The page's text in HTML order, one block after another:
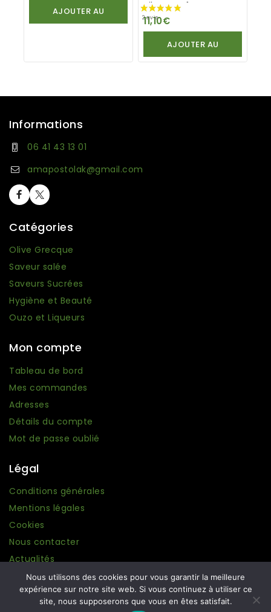
AJOUTER AU
PANIER
Silver Leaf
11,10€
AJOUTER AU
PANIER
Informations
06 41 43 13 01
amapostolak@gmail.com
Catégories
Olive Grecque
Saveur salée
Saveurs Sucrées
Hygiène et Beauté
Ouzo et Liqueurs
Mon compte
Tableau de bord
Mes commandes
Adresses
Détails du compte
Mot de passe oublié
Légal
Conditions générales
Mentions légales
Cookies
Nous contacter
Actualités
© 2026 Ma boutique Grecque. Conception :Amplifeo.
Nous utilisons des cookies pour vous garantir la meilleure
expérience sur notre site web. Si vous continuez à utiliser ce
site, nous supposerons que vous en êtes satisfait.